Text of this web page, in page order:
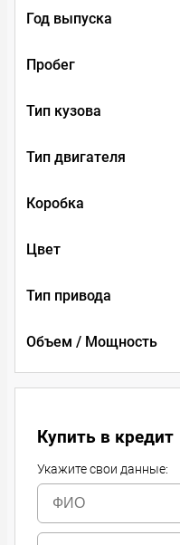
Год выпуска
Пробег
Тип кузова
Тип двигателя
Коробка
Цвет
Тип привода
Объем / Мощность
Купить в кредит
Укажите свои данные: